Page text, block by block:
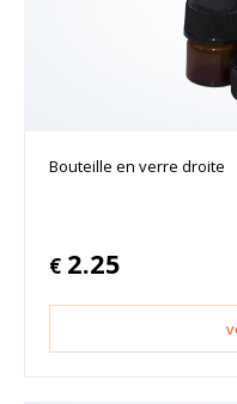
Bouteille en verre droite
€ 2.25